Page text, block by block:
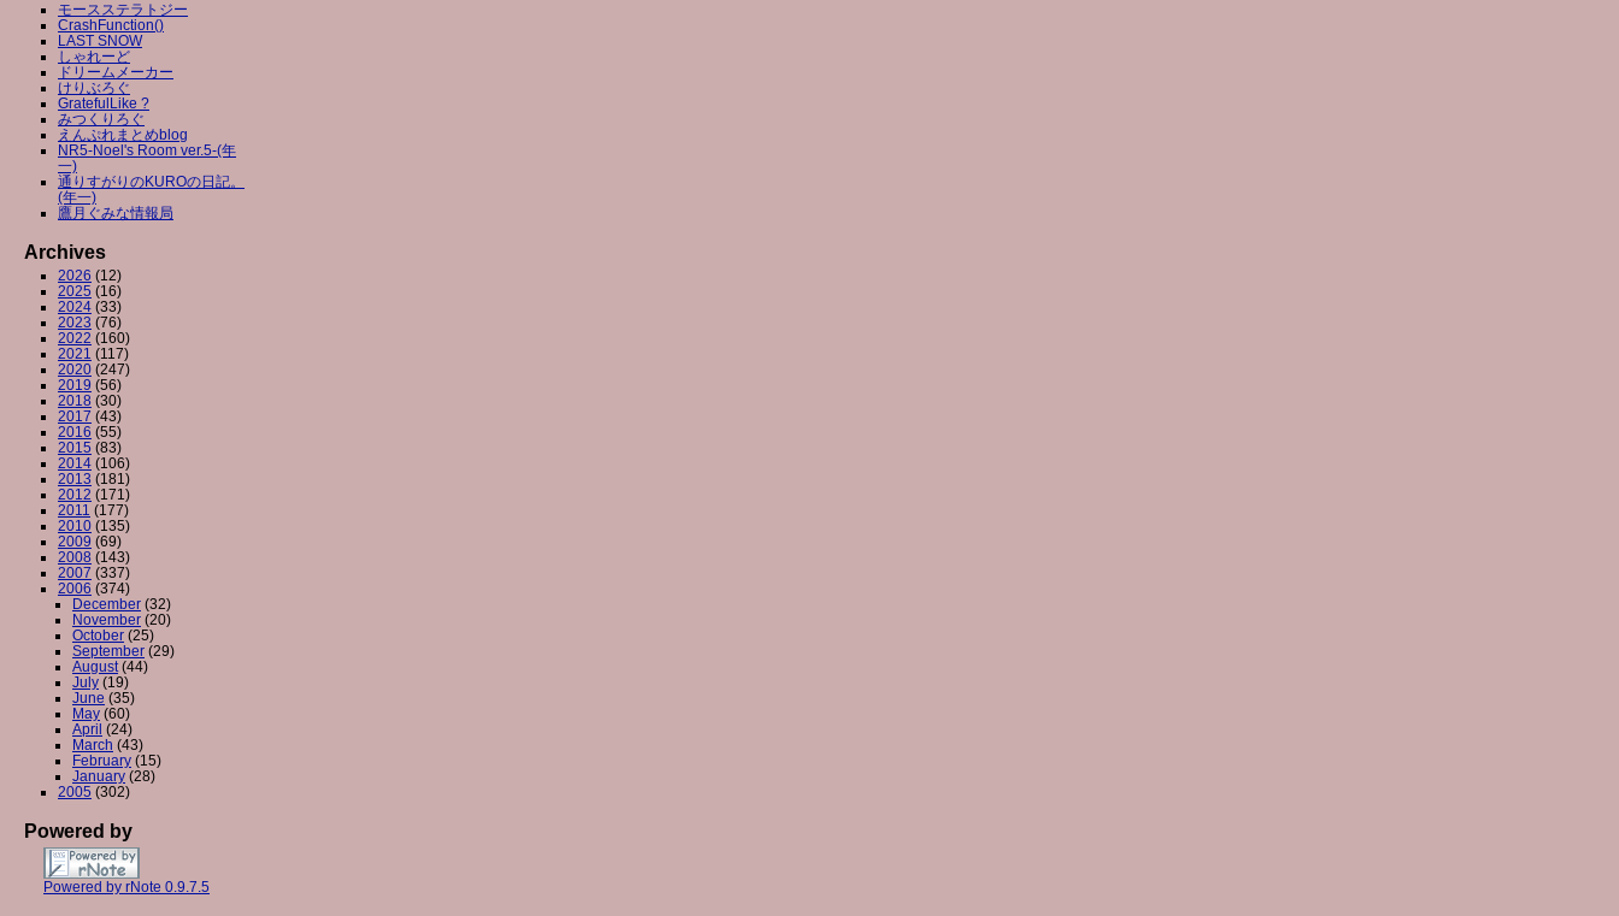
モースステラトジー
CrashFunction()
LAST SNOW
しゃれーど
ドリームメーカー
けりぶろぐ
GratefulLike ?
みつくりろぐ
えんぷれまとめblog
NR5-Noel's Room ver.5-(年
一)
通りすがりのKUROの日記。
(年一)
鷹月ぐみな情報局
Archives
2026 (12)
2025 (16)
2024 (33)
2023 (76)
2022 (160)
2021 (117)
2020 (247)
2019 (56)
2018 (30)
2017 (43)
2016 (55)
2015 (83)
2014 (106)
2013 (181)
2012 (171)
2011 (177)
2010 (135)
2009 (69)
2008 (143)
2007 (337)
2006 (374)
December (32)
November (20)
October (25)
September (29)
August(44)
July (19)
June (35)
May (60)
April (24)
March (43)
February (15)
January (28)
2005 (302)
Powered by
Powered by rNote 0.9.7.5